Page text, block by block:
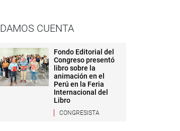
DAMOS CUENTA
Fondo Editorial del
Congreso presentó
libro sobre la
animación en el
Perú en la Feria
Internacional del
Libro
CONGRESISTA